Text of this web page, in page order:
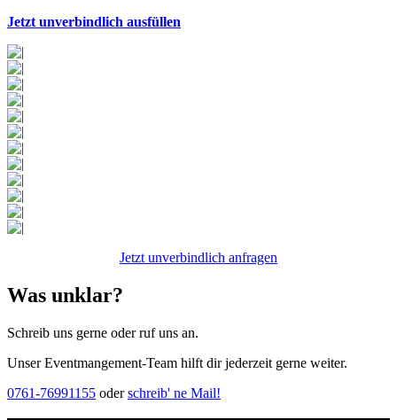
Jetzt unverbindlich ausfüllen
Jetzt unverbindlich anfragen
Was unklar?
Schreib uns gerne oder ruf uns an.
Unser Eventmangement-Team hilft dir jederzeit gerne weiter.
0761-76991155 oderschreib' ne Mail!